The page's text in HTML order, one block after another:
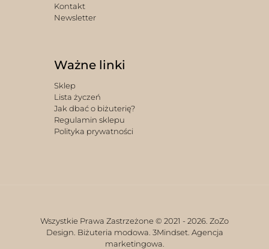
Kontakt
Newsletter
Ważne linki
Sklep
Lista życzeń
Jak dbać o biżuterię?
Regulamin sklepu
Polityka prywatności
Wszystkie Prawa Zastrzeżone © 2021 - 2026. ZoZo
Design. Biżuteria modowa. 3Mindset. Agencja
marketingowa.